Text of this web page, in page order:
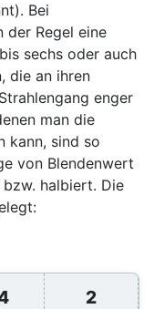
Bei
der Regel eine
sechs oder auch
die an ihren
enger
man die
kann, sind so
von Blendenwert
halbiert. Die
2